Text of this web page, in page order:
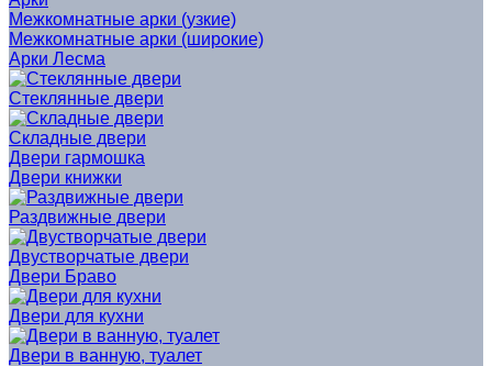
Межкомнатные арки (узкие)
Межкомнатные арки (широкие)
Арки Лесма
Стеклянные двери
Cкладные двери
Двери гармошка
Двери книжки
Раздвижные двери
Двустворчатые двери
Двери Браво
Двери для кухни
Двери в ванную, туалет